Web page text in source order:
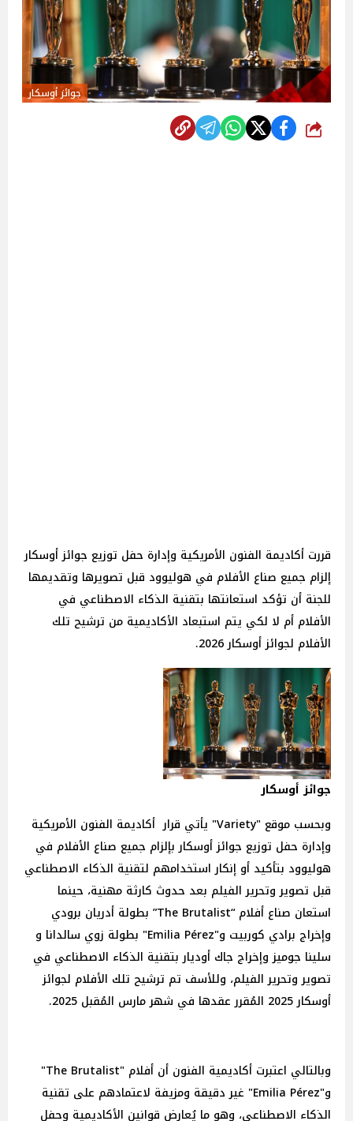
جوائز أوسكار
شارك
قررت أكاديمة الفنون الأمريكية وإدارة حفل توزيع جوائز أوسكار
إلزام جميع صناع الأفلام في هوليوود قبل تصويرها وتقديمها
للجنة أن تؤكد استعانتها بتقنية الذكاء الاصطناعي في
الأفلام أم لا لكي يتم استبعاد الأكاديمية من ترشيح تلك
الأفلام لجوائز أوسكار 2026.
جوائز أوسكار
وبحسب موقع "Variety" يأتي قرار أكاديمة الفنون الأمريكية
وإدارة حفل توزيع جوائز أوسكار بإلزام جميع صناع الأفلام في
هوليوود بتأكيد أو إنكار استخدامهم لتقنية الذكاء الاصطناعي
قبل تصوير وتحرير الفيلم بعد حدوث كارثة مهنية، حينما
استعان صناع أفلام “The Brutalist” بطولة أدريان برودي
وإخراج برادي كوربيت و"Emilia Pérez" بطولة زوي سالدانا و
سلينا جوميز وإخراج جاك أوديار بتقنية الذكاء الاصطناعي في
تصوير وتحرير الفيلم، وللأسف تم ترشيح تلك الأفلام لجوائز
أوسكار 2025 المُقرر عقدها في شهر مارس المُقبل 2025.
وبالتالي اعتبرت أكاديمية الفنون أن أفلام "The Brutalist"
و"Emilia Pérez" غير دقيقة ومزيفة لاعتمادهم على تقنية
الذكاء الاصطناعي، وهو ما يُعارض قوانين الأكاديمية وحفل